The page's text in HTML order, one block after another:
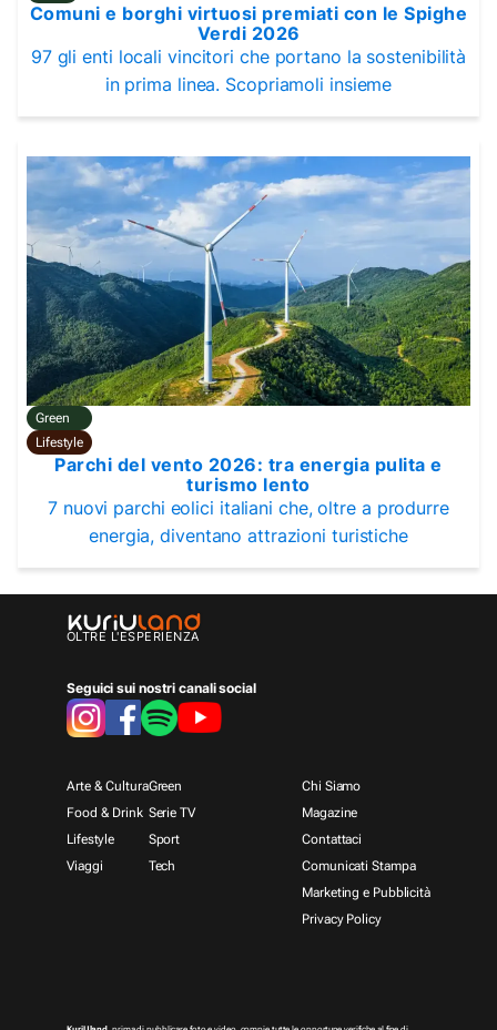
Comuni e borghi virtuosi premiati con le Spighe
Verdi 2026
97 gli enti locali vincitori che portano la sostenibilità
in prima linea. Scopriamoli insieme
Green
Lifestyle
Parchi del vento 2026: tra energia pulita e
turismo lento
7 nuovi parchi eolici italiani che, oltre a produrre
energia, diventano attrazioni turistiche
OLTRE L'ESPERIENZA
Seguici sui nostri canali social
Arte & Cultura
Food & Drink
Lifestyle
Viaggi
Green
Serie TV
Sport
Tech
Chi Siamo
Magazine
Contattaci
Comunicati Stampa
Marketing e Pubblicità
Privacy Policy